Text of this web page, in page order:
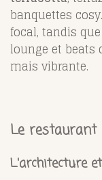
banquettes
focal, tandis
lounge et beats
mais vibrante.
Le restaurant
L'architecture